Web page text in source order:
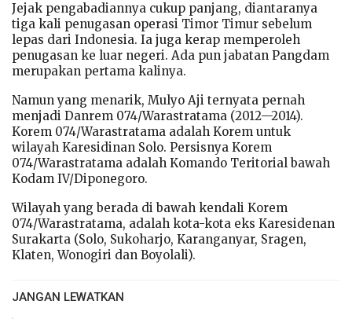
Jejak pengabadiannya cukup panjang, diantaranya
tiga kali penugasan operasi Timor Timur sebelum
lepas dari Indonesia. Ia juga kerap memperoleh
penugasan ke luar negeri. Ada pun jabatan Pangdam
merupakan pertama kalinya.
Namun yang menarik, Mulyo Aji ternyata pernah
menjadi Danrem 074/Warastratama (2012—2014).
Korem 074/Warastratama adalah Korem untuk
wilayah Karesidinan Solo. Persisnya Korem
074/Warastratama adalah Komando Teritorial bawah
Kodam IV/Diponegoro.
Wilayah yang berada di bawah kendali Korem
074/Warastratama, adalah kota-kota eks Karesidenan
Surakarta (Solo, Sukoharjo, Karanganyar, Sragen,
Klaten, Wonogiri dan Boyolali).
JANGAN LEWATKAN